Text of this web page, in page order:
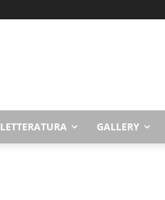
LETTERATURA GALLERY